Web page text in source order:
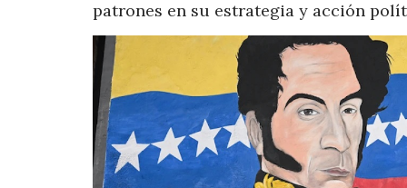
patrones en su estrategia y acción